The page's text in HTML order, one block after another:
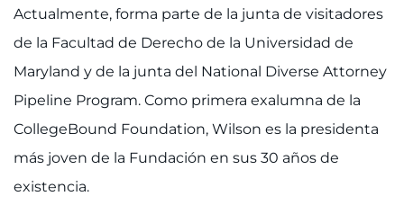
Actualmente, forma parte de la junta de visitadores
de la Facultad de Derecho de la Universidad de
Maryland y de la junta del National Diverse Attorney
Pipeline Program. Como primera exalumna de la
CollegeBound Foundation, Wilson es la presidenta
más joven de la Fundación en sus 30 años de
existencia.